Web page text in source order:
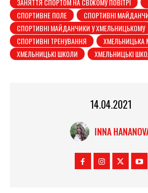
ЗАНЯТТЯ СПОРТОМ НА СВІЖОМУ ПОВІТРІ
СПОРТИВНЕ ПОЛЕ
СПОРТИВНІ
СПОРТИВНІ МАЙДАНЧИКИ У ХМЕЛЬНИЦЬКОМУ
СПОРТИВНІ ТРЕНУВАННЯ
ХМЕЛЬНИЦЬКА
ХМЕЛЬНИЦЬКІ ШКОЛИ
ХМЕЛЬНИЦЬКІ
14.04.2021
INNA